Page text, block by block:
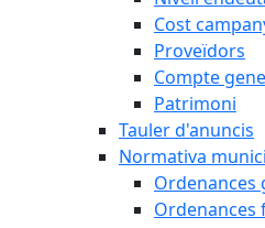
Cost
Proveïdors
Compte
Patrimoni
Tauler d'anuncis
Normativa
Ordenances
Ordenances